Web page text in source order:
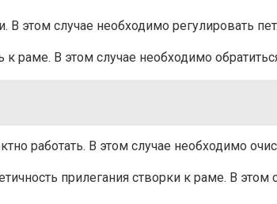
В этом случае необходимо регулировать
раме. В этом случае необходимо
работать. В этом случае необходимо
прилегания створки к раме. В этом